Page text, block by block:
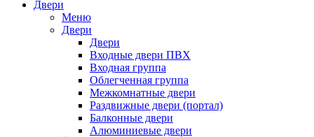
Двери
Меню
Двери
Двери
Входные двери ПВХ
Входная группа
Облегченная группа
Межкомнатные двери
Раздвижные двери (портал)
Балконные двери
Алюминиевые двери